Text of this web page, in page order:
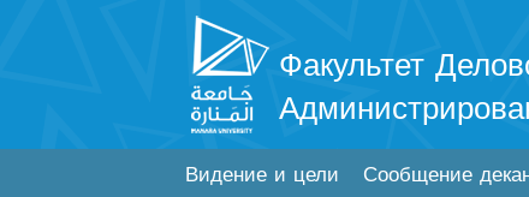
Факультет
Видение и цели Сообщение